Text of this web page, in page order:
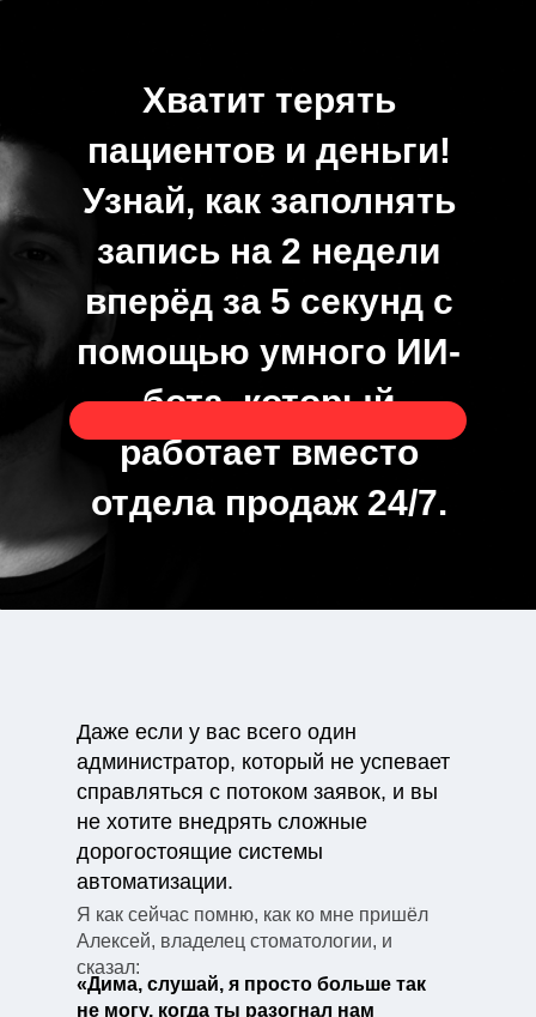
Хватит терять
пациентов и деньги!
Узнай, как заполнять
запись на 2 недели
вперёд за 5 секунд с
помощью умного ИИ-
бота, который
работает вместо
отдела продаж 24/7.
Даже если у вас всего один
администратор, который не успевает
справляться с потоком заявок, и вы
не хотите внедрять сложные
дорогостоящие системы
автоматизации.
Я как сейчас помню, как ко мне пришёл
Алексей, владелец стоматологии, и
сказал:
«Дима, слушай, я просто больше так
не могу, когда ты разогнал нам